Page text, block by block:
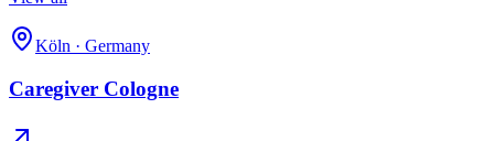
Köln · Germany
Caregiver Cologne